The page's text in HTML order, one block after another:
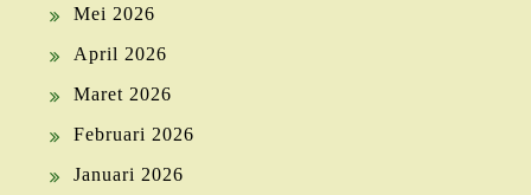
Mei 2026
April 2026
Maret 2026
Februari 2026
Januari 2026